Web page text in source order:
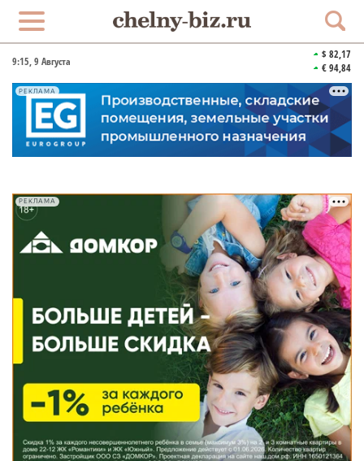
9:15, 9 Августа
$ 82,17
€ 94,84
РЕКЛАМА
РЕКЛАМА